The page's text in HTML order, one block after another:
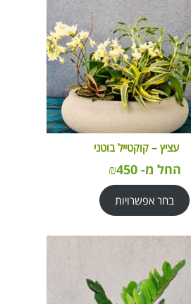
עציץ – קוקטייל בוטני
החל מ- ₪450
בחר אפשרויות